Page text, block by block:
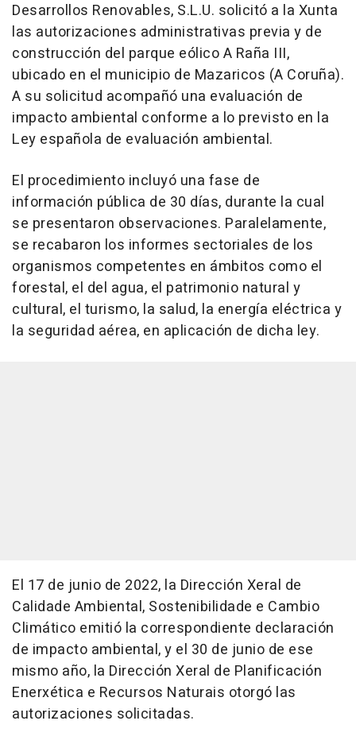
Desarrollos Renovables, S.L.U. solicitó a la Xunta
las autorizaciones administrativas previa y de
construcción del parque eólico A Raña III,
ubicado en el municipio de Mazaricos (A Coruña).
A su solicitud acompañó una evaluación de
impacto ambiental conforme a lo previsto en la
Ley española de evaluación ambiental.
El procedimiento incluyó una fase de
información pública de 30 días, durante la cual
se presentaron observaciones. Paralelamente,
se recabaron los informes sectoriales de los
organismos competentes en ámbitos como el
forestal, el del agua, el patrimonio natural y
cultural, el turismo, la salud, la energía eléctrica y
la seguridad aérea, en aplicación de dicha ley.
El 17 de junio de 2022, la Dirección Xeral de
Calidade Ambiental, Sostenibilidade e Cambio
Climático emitió la correspondiente declaración
de impacto ambiental, y el 30 de junio de ese
mismo año, la Dirección Xeral de Planificación
Enerxética e Recursos Naturais otorgó las
autorizaciones solicitadas.